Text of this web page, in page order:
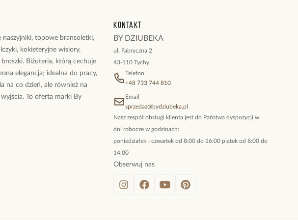
Długość naszyjnika: 42 cm + 6 cm łańcuszek przedłużający.
Rodzaj zapięcia: karabińczyk.
Zobacz inne produkty z kolekcji Paradise
naszyjniki, topowe bransoletki,
kokieteryjne wisiory,
broszki. Biżuteria, którą cechuje
elegancja; idealna do pracy,
na co dzień, ale również na
To oferta marki By
Kontakt
BY DZIUBEKA
ul. Fabryczna 2
43-110 Tychy
Telefon
+48 733 744 810
Email
sprzedaz@bydziubeka.pl
Nasz zespół obsługi klienta jest do Państwa dyspozycji w
dni robocze w godzinach:
poniedziałek - czwartek od 8:00 do 16:00 piatek od 8:00 do
14:00
Obserwuj nas